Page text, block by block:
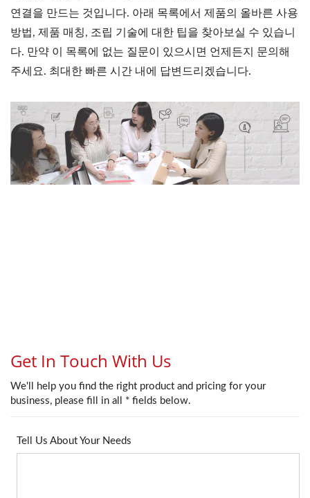
연결을 만드는 것입니다. 아래 목록에서 제품의 올바른 사용
방법, 제품 매칭, 조립 기술에 대한 팁을 찾아보실 수 있습니
다. 만약 이 목록에 없는 질문이 있으시면 언제든지 문의해
주세요. 최대한 빠른 시간 내에 답변드리겠습니다.